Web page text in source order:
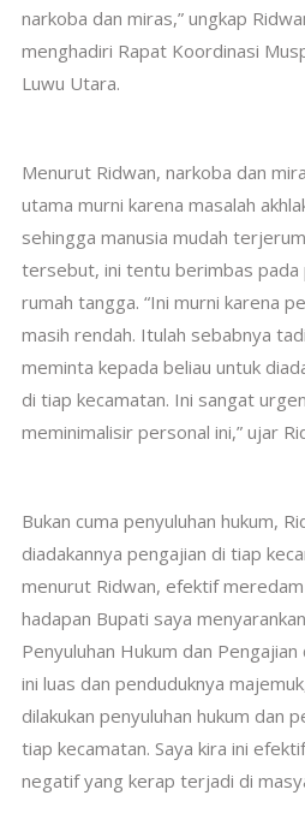
narkoba dan miras,” ungkap
menghadiri Rapat Koordinasi
Luwu Utara.
Menurut Ridwan, narkoba dan
utama murni karena masalah
sehingga manusia mudah
tersebut, ini tentu berimbas pada
rumah tangga. “Ini murni karena
masih rendah. Itulah sebabnya
meminta kepada beliau untuk
di tiap kecamatan. Ini sangat
meminimalisir personal ini,” ujar
Bukan cuma penyuluhan hukum,
diadakannya pengajian di tiap
menurut Ridwan, efektif
hadapan Bupati saya
Penyuluhan Hukum dan
ini luas dan penduduknya
dilakukan penyuluhan hukum dan
tiap kecamatan. Saya kira ini
negatif yang kerap terjadi di